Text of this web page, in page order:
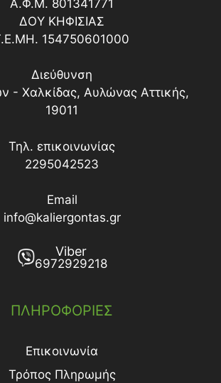
Α.Φ.Μ. 801341771
ΔΟY ΚΗΦΙΣΙΑΣ
154750601000
Διεύθυνση
- Χαλκίδας, Αυλώνας Αττικής,
19011
Τηλ. επικοινωνίας
2295042523
Email
info@kaliergontas.gr
Viber
6972929218
ΠΛΗΡΟΦΟΡΙΕΣ
Επικοινωνία
Τρόπος Πληρωμής